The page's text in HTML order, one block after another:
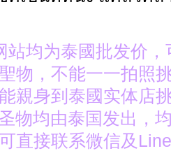
站均为泰國批发价
物，不能一一拍照
親身到泰國实体店
物均由泰国发出，
直接联系微信及